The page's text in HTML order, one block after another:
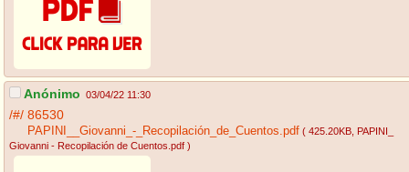
Anónimo 03/04/22 11:30
/#/ 86530
PAPINI__Giovanni_-_Recopilación_de_Cuentos.pdf ( 425.20KB , PAPINI_
Giovanni - Recopilación de Cuentos.pdf )